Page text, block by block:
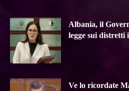
Albania, il
legge sui distretti
Ve lo ricordate